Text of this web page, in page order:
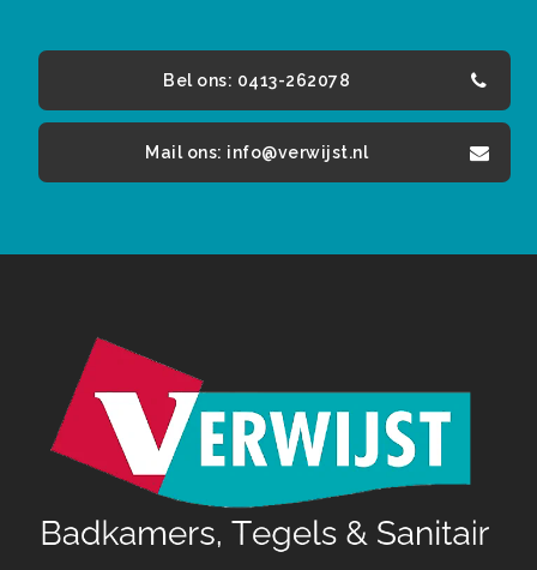
Bel ons: 0413-262078
Mail ons: info@verwijst.nl